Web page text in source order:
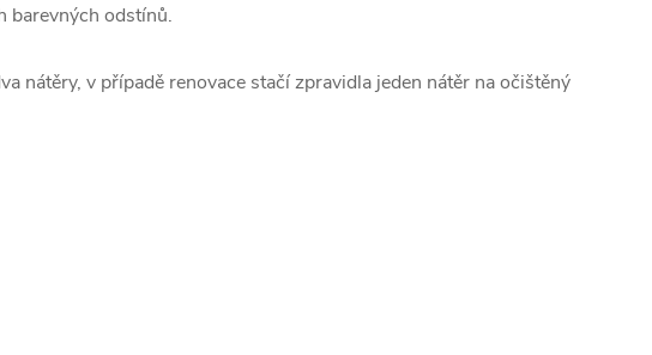
barevných odstínů.
nátěry, v případě renovace stačí zpravidla jeden nátěr na očištěný